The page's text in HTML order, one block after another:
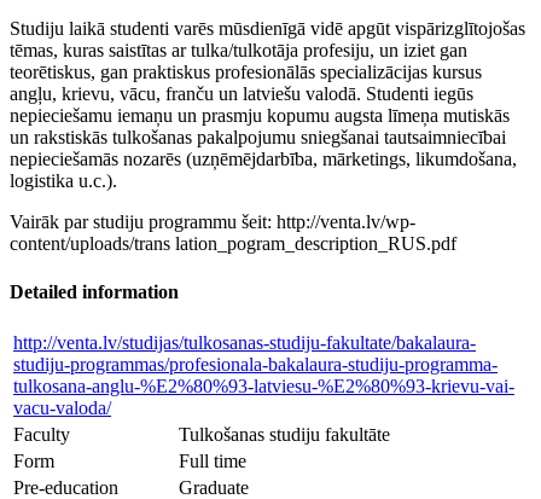
Studiju laikā studenti varēs mūsdienīgā vidē apgūt vispārizglītojošas
tēmas, kuras saistītas ar tulka/tulkotāja profesiju, un iziet gan
teorētiskus, gan praktiskus profesionālās specializācijas kursus
angļu, krievu, vācu, franču un latviešu valodā. Studenti iegūs
nepieciešamu iemaņu un prasmju kopumu augsta līmeņa mutiskās
un rakstiskās tulkošanas pakalpojumu sniegšanai tautsaimniecībai
nepieciešamās nozarēs (uzņēmējdarbība, mārketings, likumdošana,
logistika u.c.).
Vairāk par studiju programmu šeit: http://venta.lv/wp-
content/uploads/trans lation_pogram_description_RUS.pdf
Detailed information
http://venta.lv/studijas/tulkosanas-studiju-fakultate/bakalaura-
studiju-programmas/profesionala-bakalaura-studiju-programma-
tulkosana-anglu-%E2%80%93-latviesu-%E2%80%93-krievu-vai-
vacu-valoda/
Faculty
Tulkošanas studiju fakultāte
Form
Full time
Pre-education
Graduate